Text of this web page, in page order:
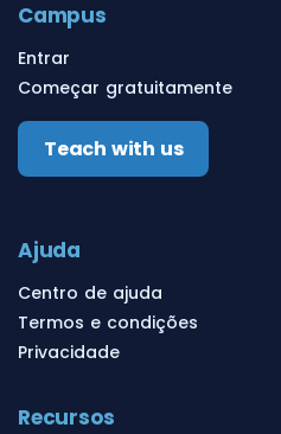
Campus
Entrar
Começar gratuitamente
Teach with us
Ajuda
Centro de ajuda
Termos e condições
Privacidade
Recursos